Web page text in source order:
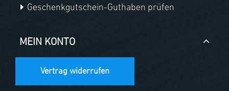
Geschenkgutschein-Guthaben prüfen
MEIN KONTO
Vertrag widerrufen